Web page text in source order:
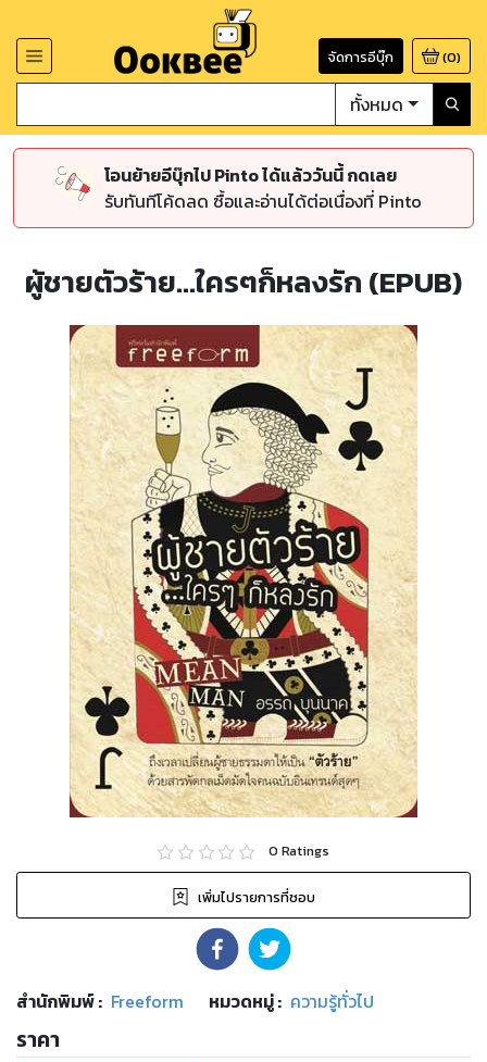
จัดการอีบุ๊ก (0)
ทั้งหมด
โอนย้ายอีบุ๊กไป Pinto ได้แล้ววันนี้ กดเลย
รับทันทีโค้ดลด ซื้อและอ่านได้ต่อเนื่องที่ Pinto
ผู้ชายตัวร้าย...ใครๆก็หลงรัก (EPUB)
0 Ratings
เพิ่มไปรายการที่ชอบ
สำนักพิมพ์: Freeform หมวดหมู่: ความรู้ทั่วไป
ราคา